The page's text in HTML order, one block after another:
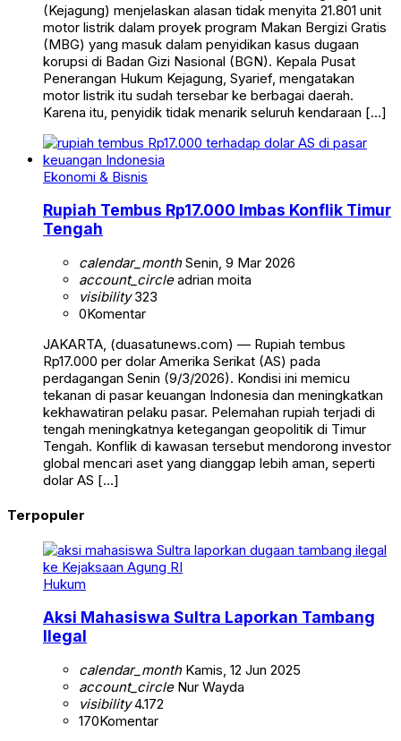
(Kejagung) menjelaskan alasan tidak menyita 21.801 unit
motor listrik dalam proyek program Makan Bergizi Gratis
(MBG) yang masuk dalam penyidikan kasus dugaan
korupsi di Badan Gizi Nasional (BGN). Kepala Pusat
Penerangan Hukum Kejagung, Syarief, mengatakan
motor listrik itu sudah tersebar ke berbagai daerah.
Karena itu, penyidik tidak menarik seluruh kendaraan […]
Ekonomi & Bisnis
Rupiah Tembus Rp17.000 Imbas Konflik Timur
Tengah
calendar_monthSenin, 9 Mar 2026
account_circleadrian moita
visibility323
0Komentar
JAKARTA, (duasatunews.com) — Rupiah tembus
Rp17.000 per dolar Amerika Serikat (AS) pada
perdagangan Senin (9/3/2026). Kondisi ini memicu
tekanan di pasar keuangan Indonesia dan meningkatkan
kekhawatiran pelaku pasar. Pelemahan rupiah terjadi di
tengah meningkatnya ketegangan geopolitik di Timur
Tengah. Konflik di kawasan tersebut mendorong investor
global mencari aset yang dianggap lebih aman, seperti
dolar AS […]
Terpopuler
Hukum
Aksi Mahasiswa Sultra Laporkan Tambang
Ilegal
calendar_monthKamis, 12 Jun 2025
account_circleNur Wayda
visibility4.172
170Komentar